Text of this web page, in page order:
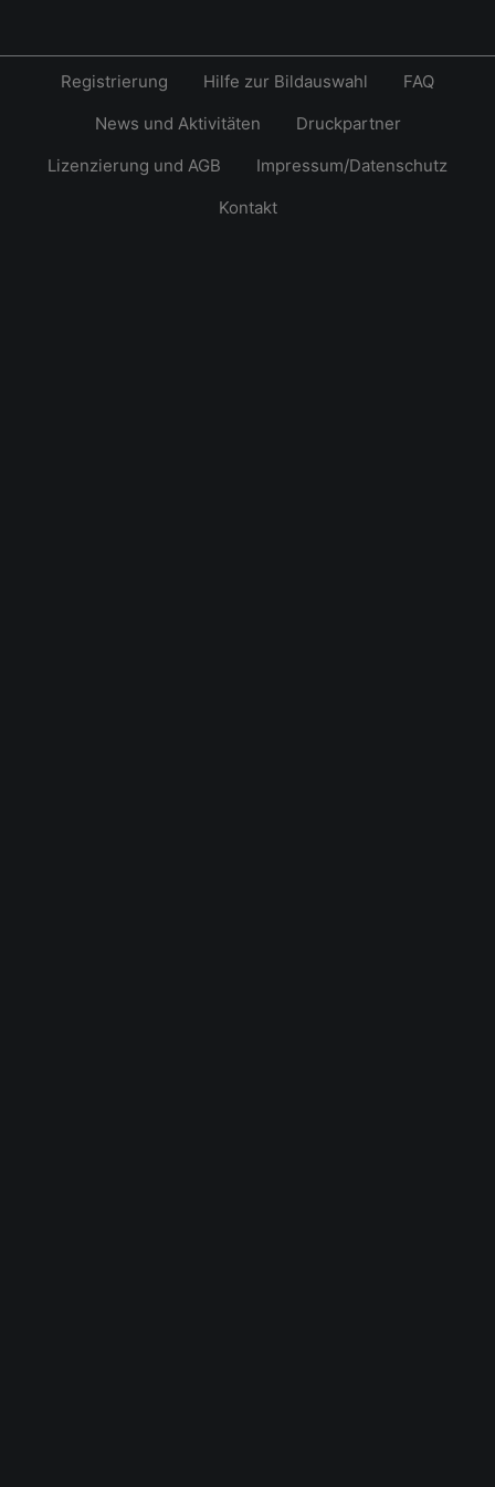
Registrierung Hilfe zur Bildauswahl
FAQ
News und Aktivitäten
Druckpartner
Lizenzierung und AGB
Impressum/Datenschutz
Kontakt